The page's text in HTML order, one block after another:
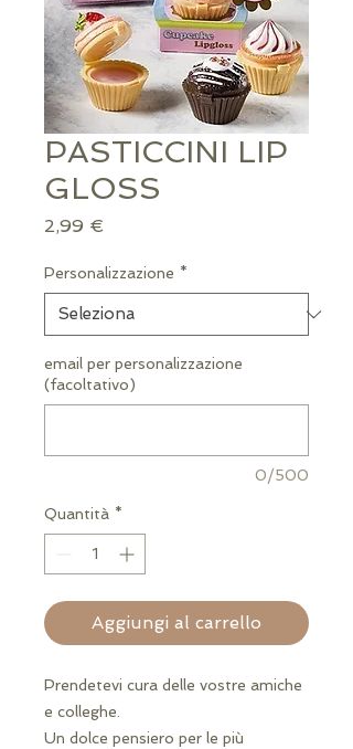
PASTICCINI LIP
GLOSS
2,99 €
Personalizzazione *
email per personalizzazione
(facoltativo)
0/500
Quantità *
Aggiungi al carrello
Prendetevi cura delle vostre amiche
e colleghe.
Un dolce pensiero per le più